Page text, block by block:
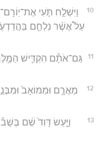
10
וַיִּשְׁלַ֣ח תֹּ֣עִי
עַל֩ אֲשֶׁ֨ר נִלְחַ֤ם
11
גַּם־אֹתָ֕ם הִקְדִּ֛ישׁ
12
מֵאֲרָ֤ם וּמִמּוֹאָב֙
13
וַיַּ֤עַשׂ דָּוִד֙ שֵׁ֔ם